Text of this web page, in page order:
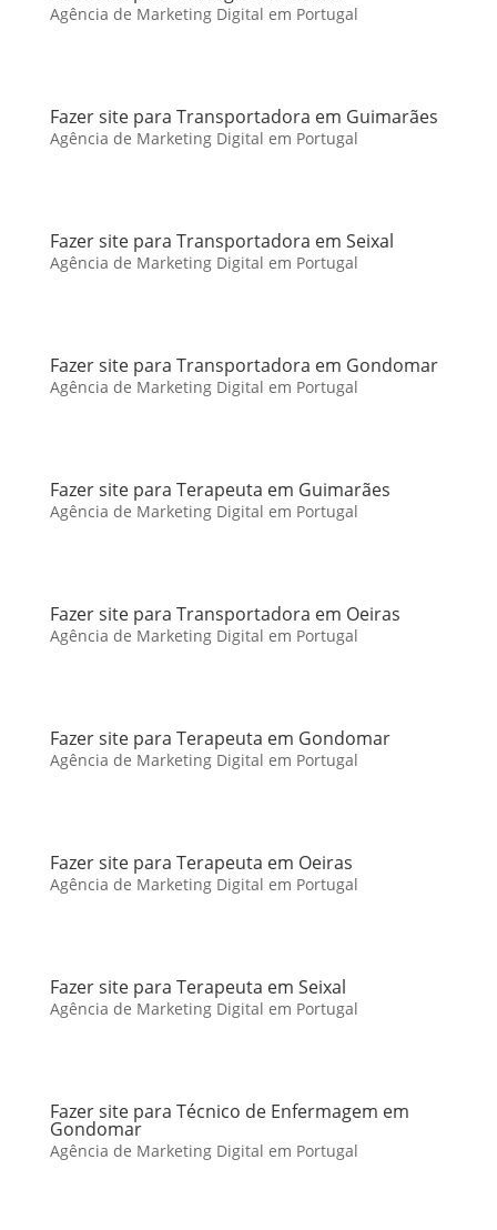
Agência de Marketing Digital em Portugal
Fazer site para Transportadora em Guimarães
Agência de Marketing Digital em Portugal
Fazer site para Transportadora em Seixal
Agência de Marketing Digital em Portugal
Fazer site para Transportadora em Gondomar
Agência de Marketing Digital em Portugal
Fazer site para Terapeuta em Guimarães
Agência de Marketing Digital em Portugal
Fazer site para Transportadora em Oeiras
Agência de Marketing Digital em Portugal
Fazer site para Terapeuta em Gondomar
Agência de Marketing Digital em Portugal
Fazer site para Terapeuta em Oeiras
Agência de Marketing Digital em Portugal
Fazer site para Terapeuta em Seixal
Agência de Marketing Digital em Portugal
Fazer site para Técnico de Enfermagem em
Gondomar
Agência de Marketing Digital em Portugal